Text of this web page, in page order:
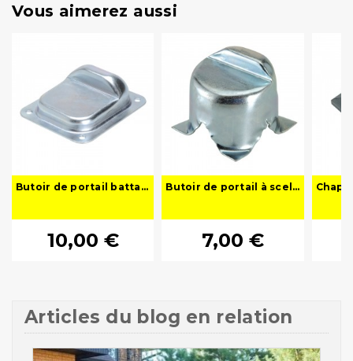
Vous aimerez aussi
Butoir de portail battant central à visser L120 x l100 x H44 mm - MIC380FP
10,00 €
Butoir de portail à sceller - Arrêt de sol pour battant
7,00 €
Articles du blog en relation